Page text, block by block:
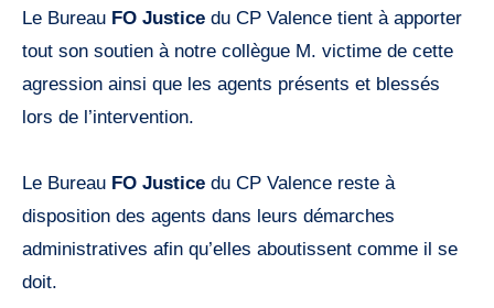
Le Bureau FO Justice du CP Valence tient à apporter
tout son soutien à notre collègue M. victime de cette
agression ainsi que les agents présents et blessés
lors de l’intervention.
Le Bureau FO Justice du CP Valence reste à
disposition des agents dans leurs démarches
administratives afin qu’elles aboutissent comme il se
doit.